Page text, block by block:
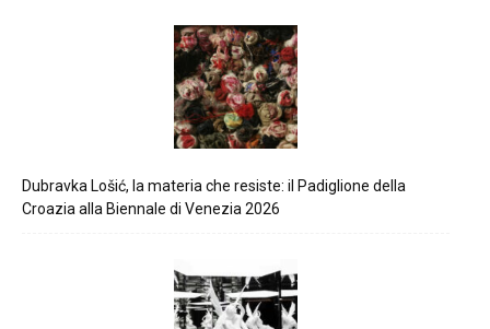
Dubravka Lošić, la materia che resiste: il Padiglione della
Croazia alla Biennale di Venezia 2026